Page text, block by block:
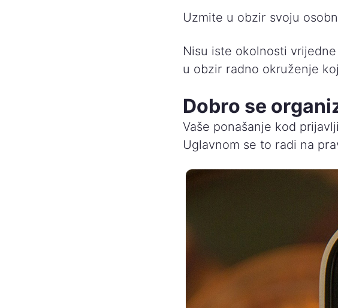
Uzmite u obzir svoju
Nisu iste okolnosti
u obzir radno okruženje
Dobro se
Vaše ponašanje kod
Uglavnom se to radi na